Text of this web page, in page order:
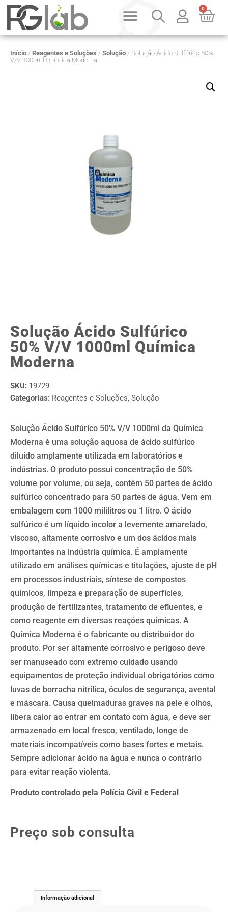
0
Início / Reagentes e Soluções / Solução / Solução Ácido Sulfúrico 50%
V/V 1000ml Química Moderna
Solução Ácido Sulfúrico
50% V/V 1000ml Química
Moderna
SKU: 19729
Categorias: Reagentes e Soluções, Solução
Solução Ácido Sulfúrico 50% V/V 1000ml da Química
Moderna é uma solução aquosa de ácido sulfúrico
diluído amplamente utilizada em laboratórios e
indústrias. O produto possui concentração de 50%
volume por volume, ou seja, contém 50 partes de ácido
sulfúrico concentrado para 50 partes de água. Vem em
embalagem com 1000 mililitros ou 1 litro. O ácido
sulfúrico é um líquido incolor a levemente amarelado,
viscoso, altamente corrosivo e um dos ácidos mais
importantes na indústria química. É amplamente
utilizado em análises químicas e titulações, ajuste de pH
em processos industriais, síntese de compostos
químicos, limpeza e preparação de superfícies,
produção de fertilizantes, tratamento de efluentes, e
como reagente em diversas reações químicas. A
Química Moderna é o fabricante ou distribuidor do
produto. Por ser altamente corrosivo e perigoso deve
ser manuseado com extremo cuidado usando
equipamentos de proteção individual obrigatórios como
luvas de borracha nitrílica, óculos de segurança, avental
e máscara. Causa queimaduras graves na pele e olhos,
libera calor ao entrar em contato com água, e deve ser
armazenado em local fresco, ventilado, longe de
materiais incompatíveis como bases fortes e metais.
Sempre adicionar ácido na água e nunca o contrário
para evitar reação violenta.
Produto controlado pela Polícia Civil e Federal
Preço sob consulta
Informação adicional